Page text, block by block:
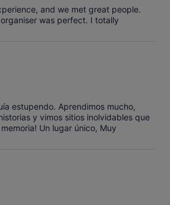
and we met great people.
was perfect. I totally
estupendo. Aprendimos mucho,
y vimos sitios inolvidables que
Un lugar único, Muy